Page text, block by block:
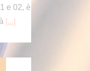
e 02, è
[...]